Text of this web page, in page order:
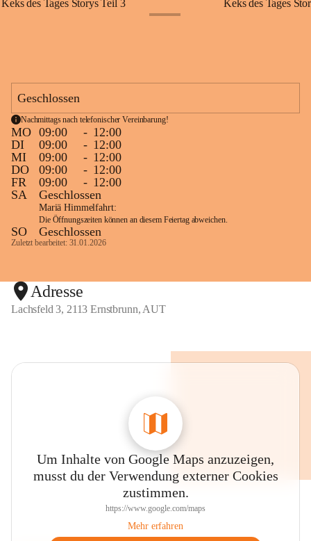
Keks des Tages Storys Teil 3 Keks des Tages
Geschlossen
Nachmittags nach telefonischer Vereinbarung!
MO 09:00 - 12:00
DI
09:00 - 12:00
MI
09:00 - 12:00
DO
09:00 - 12:00
FR
09:00 - 12:00
SA
Geschlossen
Mariä Himmelfahrt:
Die Öffnungszeiten können an diesem Feiertag abweichen.
SO Geschlossen
Zuletzt bearbeitet: 31.01.2026
Adresse
Lachsfeld 3, 2113 Ernstbrunn, AUT
Um Inhalte von Google Maps anzuzeigen,
musst du der Verwendung externer Cookies
zustimmen.
https://www.google.com/maps
Mehr erfahren